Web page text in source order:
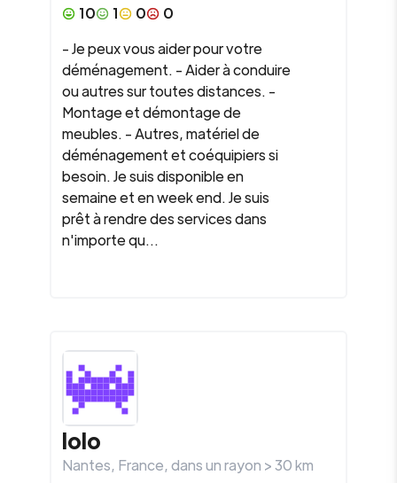
10
1 0
0
- Je peux vous aider pour votre
déménagement. - Aider à conduire
ou autres sur toutes distances. -
Montage et démontage de
meubles. - Autres, matériel de
déménagement et coéquipiers si
besoin. Je suis disponible en
semaine et en week end. Je suis
prêt à rendre des services dans
n'importe qu...
lolo
Nantes, France, dans un rayon >30km